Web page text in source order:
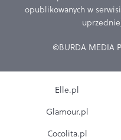
opublikowanych w
©BURDA MEDIA
Elle.pl
Glamour.pl
Cocolita.pl